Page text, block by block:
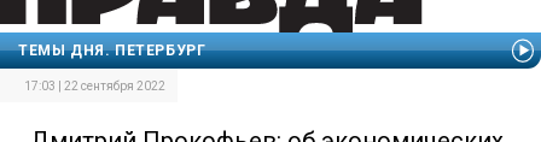
ТЕМЫ ДНЯ. ПЕТЕРБУРГ
17:03 | 22 сентября 2022